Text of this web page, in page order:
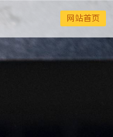
网站首页